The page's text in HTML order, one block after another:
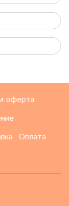
оферта
Оплата